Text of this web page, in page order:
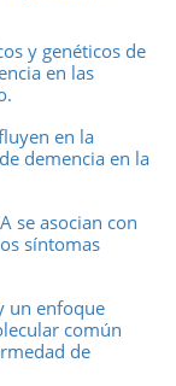
y genéticos de
en las
en la
demencia en la
se asocian con
síntomas
un enfoque
común
de